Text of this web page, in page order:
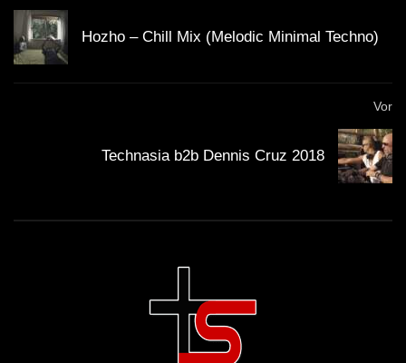
Hozho – Chill Mix (Melodic Minimal Techno)
Vor
Technasia b2b Dennis Cruz 2018